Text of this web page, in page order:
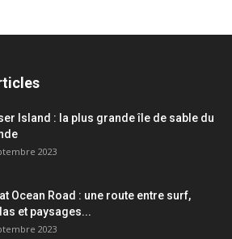
Island : la plus grande île de sable du
2023
Ocean Road : une route entre surf,
et paysages...
2023